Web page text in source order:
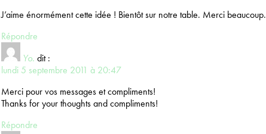
J’aime énormément cette idée ! Bientôt sur notre table. Merci beaucoup.
Répondre
Yo. dit :
lundi 5 septembre 2011 à 20:47
Merci pour vos messages et compliments!
Thanks for your thoughts and compliments!
Répondre